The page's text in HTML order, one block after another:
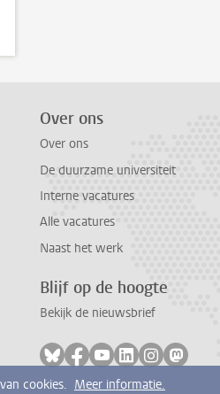
Over ons
Over ons
De duurzame universiteit
Interne vacatures
Alle vacatures
Naast het werk
Blijf op de hoogte
Bekijk de nieuwsbrief
Volg ons op bluesky
Volg ons op facebook
Volg ons op
Volg ons op
Volg ons
Volg
cookies. Meer informatie.